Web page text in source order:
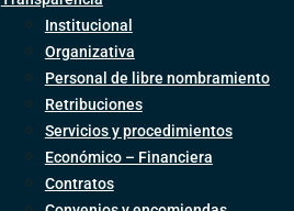
Institucional
Organizativa
Personal de libre nombramiento
Retribuciones
Servicios y procedimientos
Económico – Financiera
Contratos